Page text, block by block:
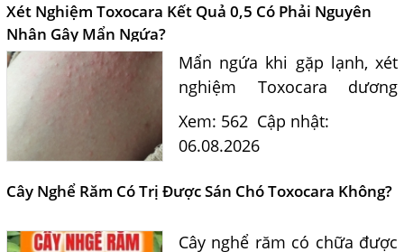
Xét Nghiệm Toxocara Kết Quả 0,5 Có Phải Nguyên
Nhân Gây Mẩn Ngứa?
Mẩn ngứa khi gặp lạnh, xét
nghiệm Toxocara dương
tính 0,5 có phải nguyên
nhân? Tiến sĩ Bác sĩ Nguyễn
điều trị và phòng ngừa sán...
Xem: 562 Cập nhật:
06.08.2026
Cây Nghể Răm Có Trị Được Sán Chó Toxocara Không?
Cây nghể răm có chữa được